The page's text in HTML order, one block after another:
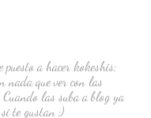
puesto a hacer kokeshis;
nada que ver con las
las suba a blog ya
te gustan ;)